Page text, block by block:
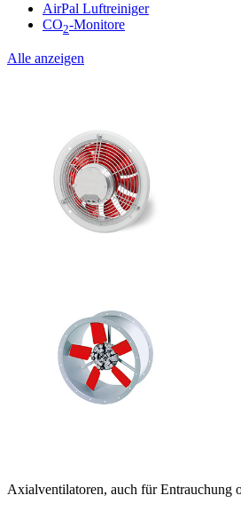
AirPal Luftreiniger
CO2-Monitore
Alle anzeigen
Axialventilatoren, auch für Entrauchung